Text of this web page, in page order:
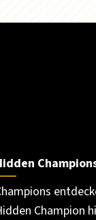
Champion